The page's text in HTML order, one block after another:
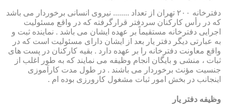
دفترخانه ۲۰۰ تهران از تعداد ........ نیروی انسانی برخوردار می باشد
که در رأس کارکنان سردفتر قرارگرفته که در واقع مسئولیت
اجرایی دفترخانه مستقیماً بر عهده ایشان می باشد . نماینده ثبت و
به عبارتی دیگر دفتر یار بعد از ایشان دارای مسئولیت است که در
واقع معاونت دفترخانه را بر عهده دارد . بقیه کارکنان در پست های
ثبات ، منشی و بایگان انجام وظیفه می نمایند که به طور اغلب از
جنسیت مؤنث برخوردار می باشند . در طول مدت کارآموزی
اینجانب در بخش امور ثبات مشغول کارورزی بوده ام .
وظیفه دفتر یار